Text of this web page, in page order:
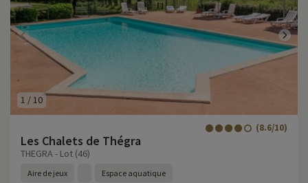
1 /10
Les Chalets de Thégra
(8.6/10)
THEGRA - Lot (46)
Aire de jeux Espace aquatique